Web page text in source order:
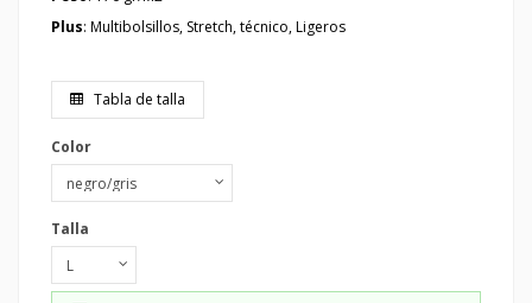
Plus: Multibolsillos, Stretch, técnico, Ligeros
Tabla de talla
Color
Talla